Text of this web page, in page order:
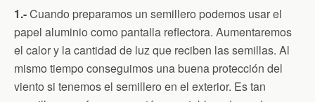
1.-Cuando preparamos un semillero podemos usar el
papel aluminio como pantalla reflectora. Aumentaremos
el calor y la cantidad de luz que reciben las semillas. Al
mismo tiempo conseguimos una buena protección del
viento si tenemos el semillero en el exterior. Es tan